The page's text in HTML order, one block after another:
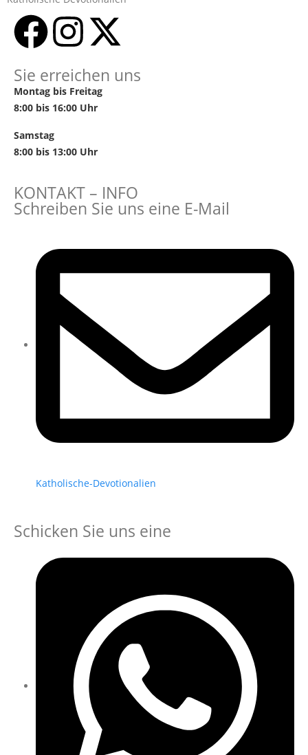
Sie erreichen uns
Montag bis Freitag
8:00 bis 16:00 Uhr
Samstag
8:00 bis 13:00 Uhr
KONTAKT – INFO
Schreiben Sie uns eine E-Mail
Katholische-Devotionalien
Schicken Sie uns eine